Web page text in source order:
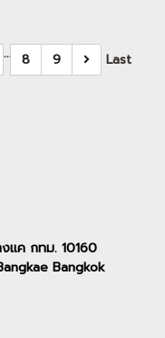
… 8 9 Last
แค กทม. 10160
Bangkok